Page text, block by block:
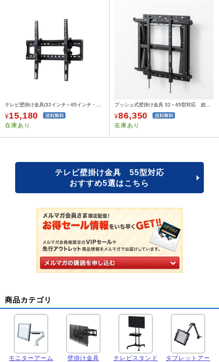
¥15,180
在庫あり
¥86,350
在庫あり
テレビ壁掛け金具 55型対応
おすすめ5選はこちら
商品カテゴリ
モニターアーム 壁掛け金具 テレビスタンド
タブレットアー